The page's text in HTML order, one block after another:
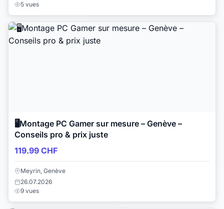
5 vues
🖥️Montage PC Gamer sur mesure – Genève –
Conseils pro & prix juste
119.99 CHF
Meyrin, Genève
26.07.2026
9 vues